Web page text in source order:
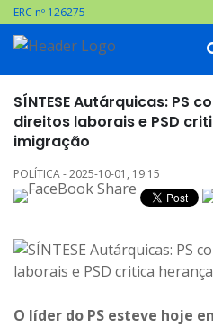
ERC nº 126275
SÍNTESE Autárquicas: PS
direitos laborais e PSD
imigração
POLÍTICA - 2025-10-01, 19:15
O líder do PS esteve hoje